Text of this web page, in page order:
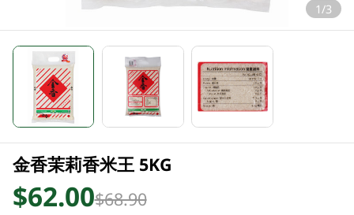
1/3
金香茉莉香米王 5KG
$62.00$68.90